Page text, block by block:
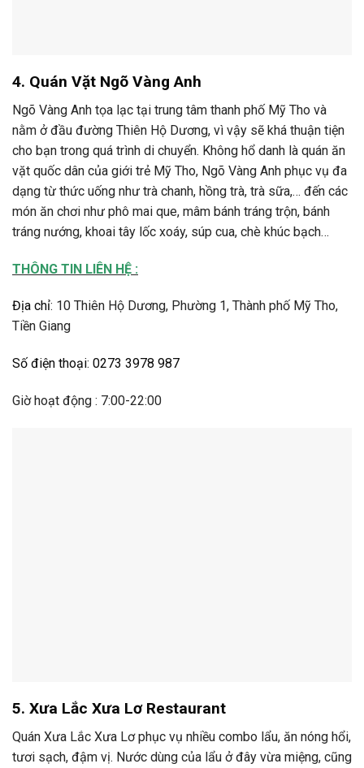
4. Quán Vặt Ngõ Vàng Anh
Ngõ Vàng Anh tọa lạc tại trung tâm thanh phố Mỹ Tho và
nằm ở đầu đường Thiên Hộ Dương, vì vậy sẽ khá thuận tiện
cho bạn trong quá trình di chuyển. Không hổ danh là quán ăn
vặt quốc dân của giới trẻ Mỹ Tho, Ngõ Vàng Anh phục vụ đa
dạng từ thức uống như trà chanh, hồng trà, trà sữa,… đến các
món ăn chơi như phô mai que, mâm bánh tráng trộn, bánh
tráng nướng, khoai tây lốc xoáy, súp cua, chè khúc bạch…
THÔNG TIN LIÊN HỆ :
Địa chỉ: 10 Thiên Hộ Dương, Phường 1, Thành phố Mỹ Tho,
Tiền Giang
Số điện thoại: 0273 3978 987
Giờ hoạt động : 7:00-22:00
5. Xưa Lắc Xưa Lơ Restaurant
Quán Xưa Lắc Xưa Lơ phục vụ nhiều combo lẩu, ăn nóng hổi,
tươi sạch, đậm vị. Nước dùng của lẩu ở đây vừa miệng, cũng